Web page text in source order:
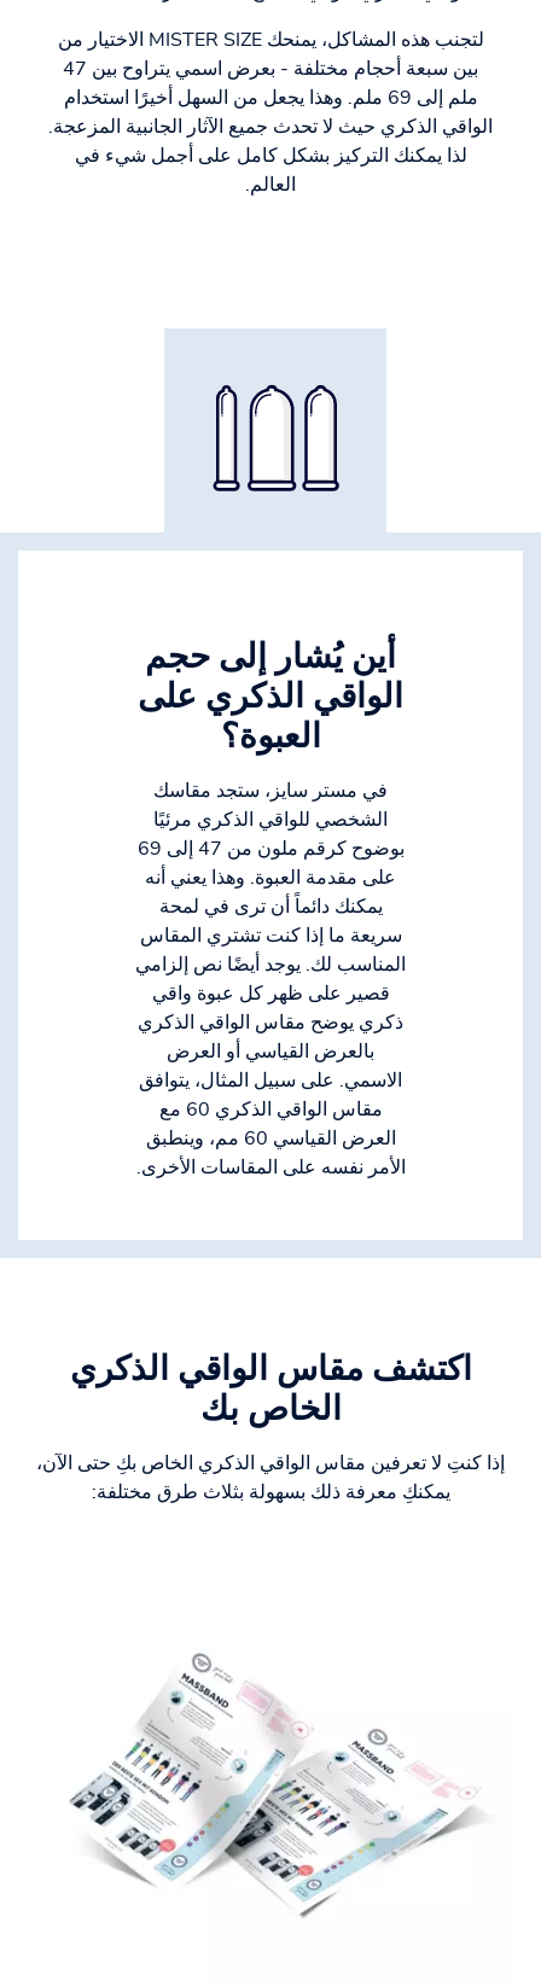
لتجنب هذه المشاكل، يمنحك MISTER SIZE الاختيار من
بين سبعة أحجام مختلفة - بعرض اسمي يتراوح بين 47
ملم إلى 69 ملم. وهذا يجعل من السهل أخيرًا استخدام
الواقي الذكري حيث لا تحدث جميع الآثار الجانبية المزعجة.
لذا يمكنك التركيز بشكل كامل على أجمل شيء في
العالم.
أين يُشار إلى حجم
الواقي الذكري على
العبوة؟
في مستر سايز، ستجد مقاسك
الشخصي للواقي الذكري مرئيًا
بوضوح كرقم ملون من 47 إلى 69
على مقدمة العبوة. وهذا يعني أنه
يمكنك دائماً أن ترى في لمحة
سريعة ما إذا كنت تشتري المقاس
المناسب لك. يوجد أيضًا نص إلزامي
قصير على ظهر كل عبوة واقي
ذكري يوضح مقاس الواقي الذكري
بالعرض القياسي أو العرض
الاسمي. على سبيل المثال، يتوافق
مقاس الواقي الذكري 60 مع
العرض القياسي 60 مم، وينطبق
الأمر نفسه على المقاسات الأخرى.
اكتشف مقاس الواقي الذكري
الخاص بك
إذا كنتِ لا تعرفين مقاس الواقي الذكري الخاص بكِ حتى الآن،
يمكنكِ معرفة ذلك بسهولة بثلاث طرق مختلفة: